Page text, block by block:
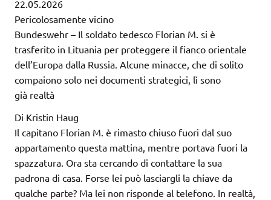
22.05.2026
Pericolosamente vicino
Bundeswehr – Il soldato tedesco Florian M. si è
trasferito in Lituania per proteggere il fianco orientale
dell’Europa dalla Russia. Alcune minacce, che di solito
compaiono solo nei documenti strategici, lì sono
già realtà
Di Kristin Haug
Il capitano Florian M. è rimasto chiuso fuori dal suo
appartamento questa mattina, mentre portava fuori la
spazzatura. Ora sta cercando di contattare la sua
padrona di casa. Forse lei può lasciargli la chiave da
qualche parte? Ma lei non risponde al telefono. In realtà,